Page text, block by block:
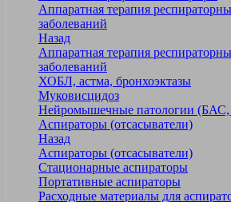
Аппаратная терапия
заболеваний
Назад
Аппаратная терапия
заболеваний
ХОБЛ, астма, бронхоэктазы
Муковисцидоз
Нейромышечные патологии
Аспираторы (отсасыватели)
Назад
Аспираторы (отсасыватели)
Стационарные аспираторы
Портативные аспираторы
Расходные материалы для